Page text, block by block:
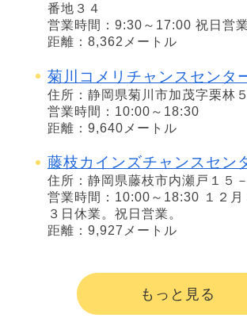
番地３４
営業時間：9:30～17:00 祝日営業
距離：8,362メートル
菊川コメリチャンスセンタ
住所：静岡県菊川市加茂字栗林
営業時間：10:00～18:30
距離：9,640メートル
藤枝カインズチャンスセン
住所：静岡県藤枝市内瀬戸１５－
営業時間：10:00～18:30 １２月
３日休業。祝日営業。
距離：9,927メートル
もっと見る